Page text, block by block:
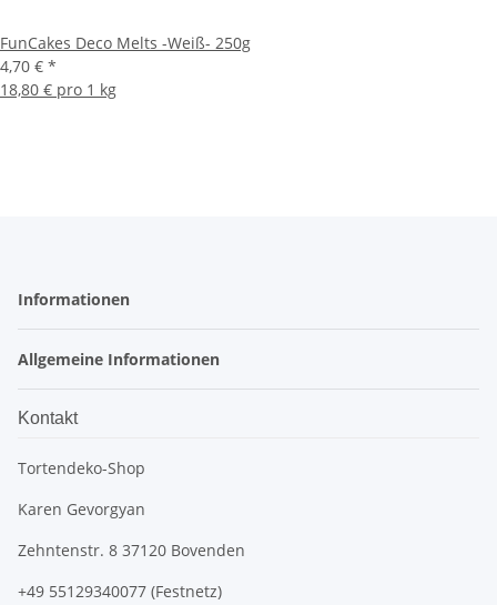
FunCakes Deco Melts -Weiß- 250g
4,70 € *
18,80 € pro 1 kg
Informationen
Allgemeine Informationen
Kontakt
Tortendeko-Shop
Karen Gevorgyan
Zehntenstr. 8 37120 Bovenden
+49 55129340077 (Festnetz)